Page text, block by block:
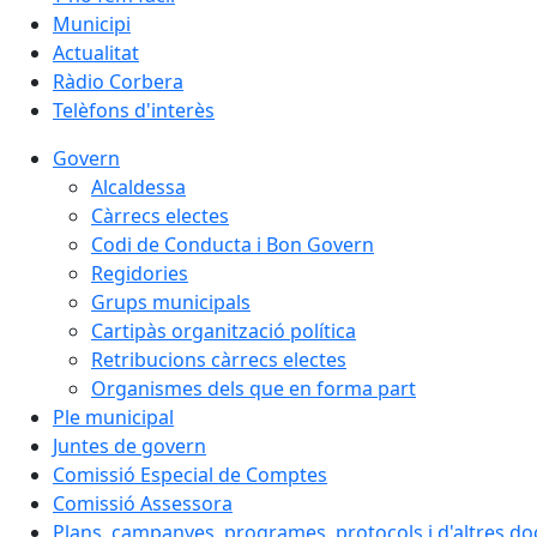
Municipi
Actualitat
Ràdio Corbera
Telèfons d'interès
Govern
Alcaldessa
Càrrecs electes
Codi de Conducta i Bon Govern
Regidories
Grups municipals
Cartipàs organització política
Retribucions càrrecs electes
Organismes dels que en forma part
Ple municipal
Juntes de govern
Comissió Especial de Comptes
Comissió Assessora